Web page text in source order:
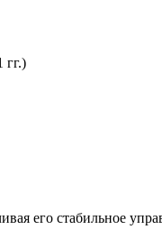
гг.)
его стабильное